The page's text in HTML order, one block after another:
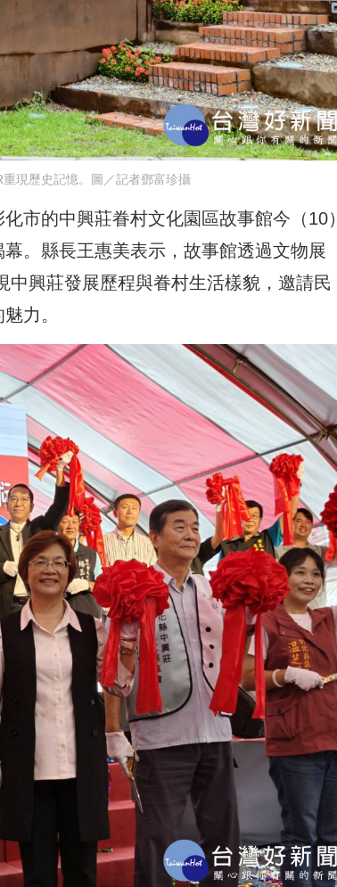
現歷史記憶。圖／記者鄧富珍攝
市的中興莊眷村文化園區故事館今（10）
。縣長王惠美表示，故事館透過文物展
興莊發展歷程與眷村生活樣貌，邀請民
力。